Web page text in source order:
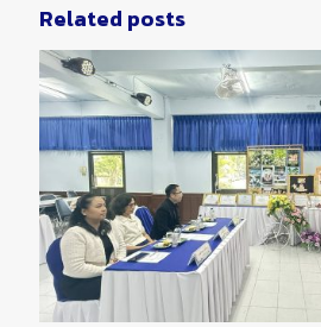
Related posts